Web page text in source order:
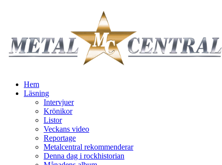
Hem
Läsning
Intervjuer
Krönikor
Listor
Veckans video
Reportage
Metalcentral rekommenderar
Denna dag i rockhistorian